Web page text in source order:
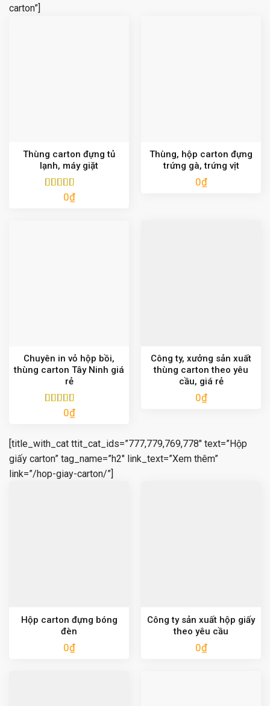
carton”]
Thùng carton đựng tủ
lạnh, máy giặt
Được xếp
0₫
Thùng, hộp carton đựng
trứng gà, trứng vịt
0₫
Chuyên in vỏ hộp bồi,
thùng carton Tây Ninh giá
rẻ
Được xếp
0₫
Công ty, xưởng sản xuất
thùng carton theo yêu
cầu, giá rẻ
0₫
[title_with_cat ttit_cat_ids=”777,779,769,778″ text=”Hộp
giấy carton” tag_name=”h2″ link_text=”Xem thêm”
link=”/hop-giay-carton/”]
Hộp carton đựng bóng
đèn
0₫
Công ty sản xuất hộp giấy
theo yêu cầu
0₫